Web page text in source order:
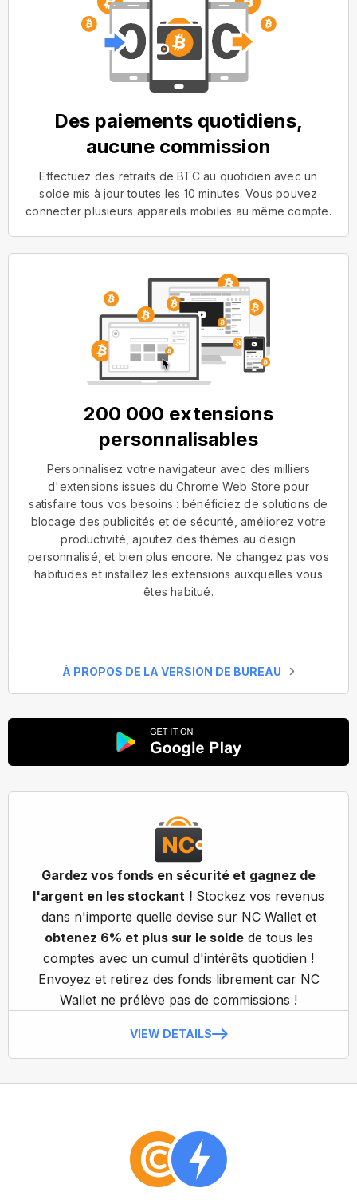
Des paiements quotidiens,
aucune commission
Effectuez des retraits de BTC au quotidien avec un
solde mis à jour toutes les 10 minutes. Vous pouvez
connecter plusieurs appareils mobiles au même compte.
200 000 extensions
personnalisables
Personnalisez votre navigateur avec des milliers
d'extensions issues du Chrome Web Store pour
satisfaire tous vos besoins : bénéficiez de solutions de
blocage des publicités et de sécurité, améliorez votre
productivité, ajoutez des thèmes au design
personnalisé, et bien plus encore. Ne changez pas vos
habitudes et installez les extensions auxquelles vous
êtes habitué.
À PROPOS DE LA VERSION DE BUREAU
Gardez vos fonds en sécurité et gagnez de
l'argent en les stockant ! Stockez vos revenus
dans n'importe quelle devise sur NC Wallet et
obtenez 6% et plus sur le soldede tous les
comptes avec un cumul d'intérêts quotidien !
Envoyez et retirez des fonds librement car NC
Wallet ne prélève pas de commissions !
VIEW DETAILS